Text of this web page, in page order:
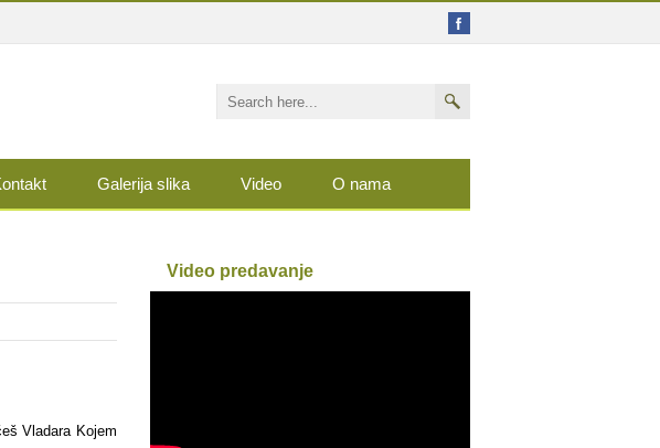
Galerija slika Video O nama
Vladara Kojem
Video predavanje